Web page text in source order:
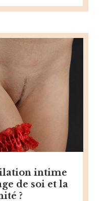
intime
de soi et la
?